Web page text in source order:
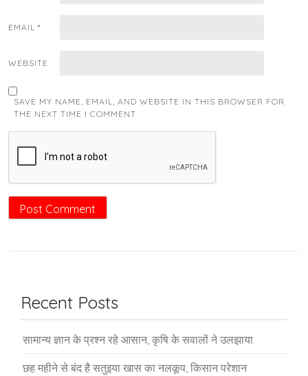
EMAIL *
WEBSITE
SAVE MY NAME, EMAIL, AND WEBSITE IN THIS BROWSER FOR
THE NEXT TIME I COMMENT.
Recent Posts
सामान्य ज्ञान के प्रश्न रहे आसान, कृषि के सवालों ने उलझाया
छह महीने से बंद है सतुइया खास का नलकूप, किसान परेशान